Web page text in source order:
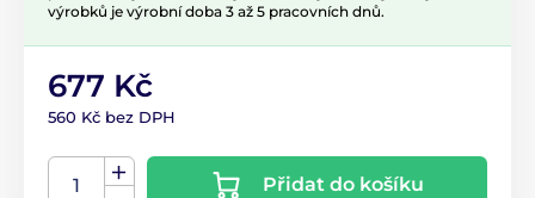
výrobků je výrobní doba 3 až 5 pracovních dnů.
677 Kč
560 Kč bez DPH
Přidat do košíku